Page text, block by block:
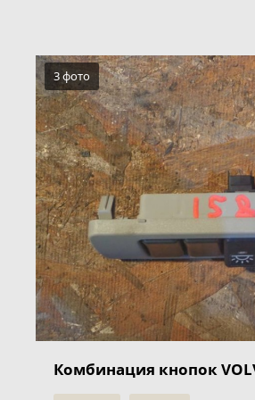
3 фото
Комбинация кнопок